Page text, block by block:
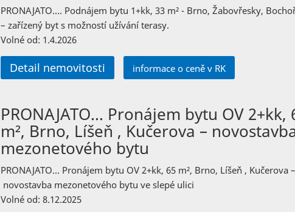
PRONAJATO…. Podnájem bytu 1+kk, 33 m² - Brno, Žabovřesky,
– zařízený byt s možností užívání terasy.
Volné od: 1.4.2026
Detail nemovitosti informace o ceně v RK
PRONAJATO… Pronájem bytu OV 2+kk,
m², Brno, Líšeň , Kučerova –
mezonetového bytu
PRONAJATO… Pronájem bytu OV 2+kk, 65 m², Brno, Líšeň , Kučerova –
novostavba mezonetového bytu ve slepé ulici
Volné od: 8.12.2025